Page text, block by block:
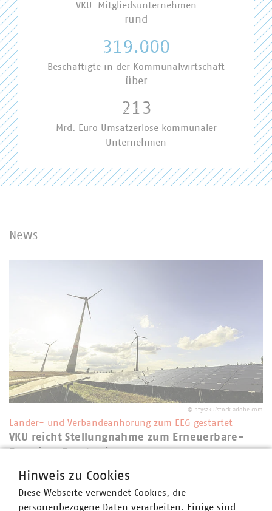
VKU-Mitgliedsunternehmen
rund
319.000
Beschäftigte in der Kommunalwirtschaft
über
213
Mrd. Euro Umsatzerlöse kommunaler
Unternehmen
News
© ptyszku/stock.adobe.com
Länder- und Verbändeanhörung zum EEG gestartet
VKU reicht Stellungnahme zum Erneuerbare-
Energien-Gesetz ein
Am 17. Juli 2026 war es so weit. Nach monatelanger
Verzögerung veröffentlichte das Bundesministerium für
Hinweis zu Cookies
Diese Webseite verwendet Cookies, die
personenbezogene Daten verarbeiten. Einige sind